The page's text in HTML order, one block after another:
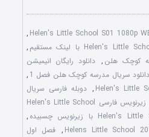
Helen's Little School S01 1080p
,
,
کوچک هلن , دانلود رایگان انیمیشن
دانلود سریال مدرسه کوچک هلن فصل 1
,
, دوبله فارسی سریال
زیرنویس فارسی Helen's Little School
,
, فصل اول